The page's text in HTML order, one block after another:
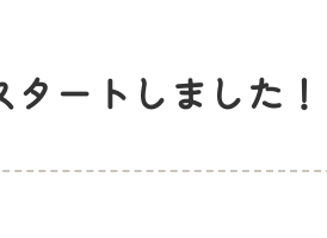
ートしました！